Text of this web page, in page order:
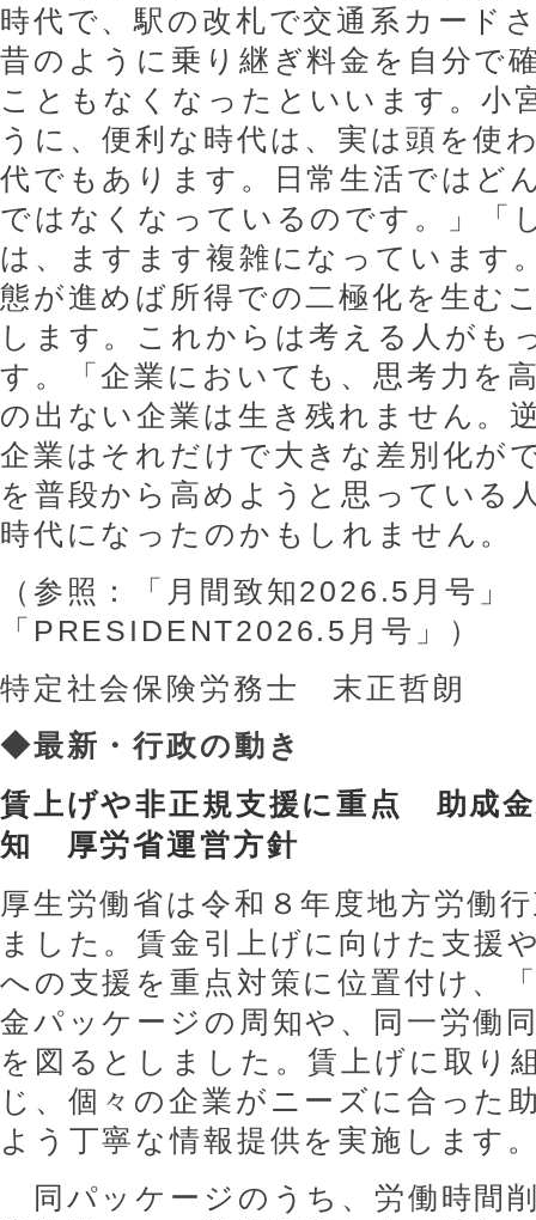
時代で、駅の改札で交通系カード
昔のように乗り継ぎ料金を自分で
こともなくなったといいます。小
うに、便利な時代は、実は頭を使
代でもあります。日常生活ではど
ではなくなっているのです。」「
は、ますます複雑になっています
態が進めば所得での二極化を生む
します。これからは考える人がも
す。「企業においても、思考力を
の出ない企業は生き残れません。
企業はそれだけで大きな差別化が
を普段から高めようと思っている
時代になったのかもしれません。
（参照：「月間致知2026.5月号」
「PRESIDENT2026.5月号」）
特定社会保険労務士 末正哲朗
◆最新・行政の動き
賃上げや非正規支援に重点 助成
知 厚労省運営方針
厚生労働省は令和８年度地方労働
ました。賃金引上げに向けた支援
への支援を重点対策に位置付け、
金パッケージの周知や、同一労働
を図るとしました。賃上げに取り
じ、個々の企業がニーズに合った
よう丁寧な情報提供を実施します
同パッケージのうち、労働時間